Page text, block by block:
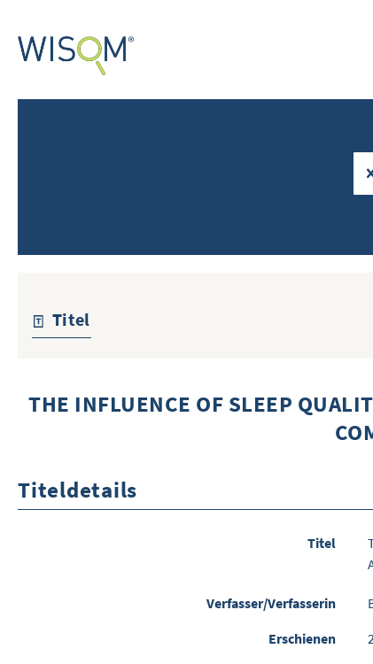
Titel
THE INFLUENCE OF SLEEP
Titeldetails
Titel
Verfasser/Verfasserin
Erschienen